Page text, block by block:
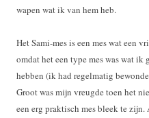
wapen wat ik van hem heb.
Het Sami-mes is een mes wat een
omdat het een type mes was wat
hebben (ik had regelmatig
Groot was mijn vreugde toen het
een erg praktisch mes bleek te